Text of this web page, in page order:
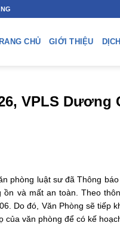
CHỦ GIỚI THIỆU
VPLS
phòng luật sư đã Thông
và mất an toàn. Theo
Do đó, Văn Phòng sẽ tiếp
của văn phòng để có kế